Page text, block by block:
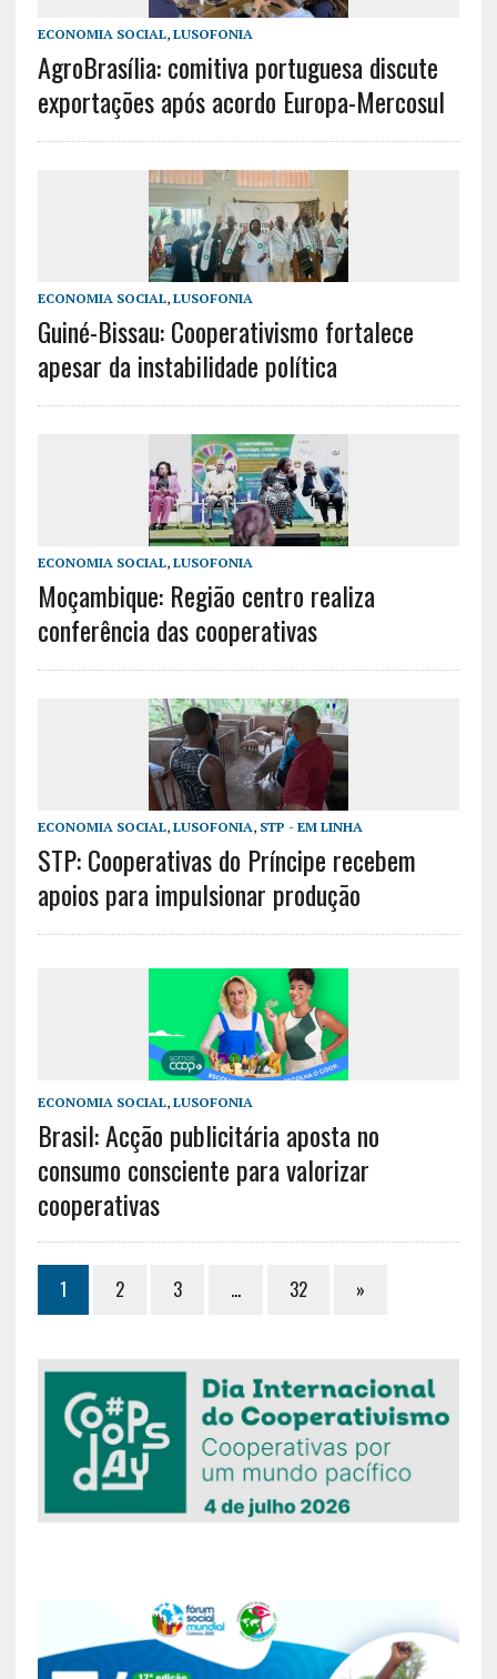
ECONOMIA SOCIAL, LUSOFONIA
AgroBrasília: comitiva portuguesa discute
exportações após acordo Europa-Mercosul
ECONOMIA SOCIAL, LUSOFONIA
Guiné-Bissau: Cooperativismo fortalece
apesar da instabilidade política
ECONOMIA SOCIAL, LUSOFONIA
Moçambique: Região centro realiza
conferência das cooperativas
ECONOMIA SOCIAL, LUSOFONIA, STP - EM LINHA
STP: Cooperativas do Príncipe recebem
apoios para impulsionar produção
ECONOMIA SOCIAL, LUSOFONIA
Brasil: Acção publicitária aposta no
consumo consciente para valorizar
cooperativas
1 2 3 … 32 »